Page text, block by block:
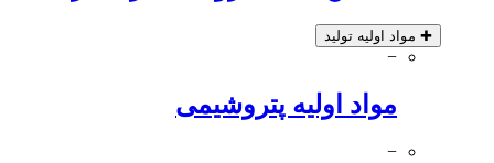
✚ مواد اولیه تولید
−
مواد اولیه پتروشیمی
−